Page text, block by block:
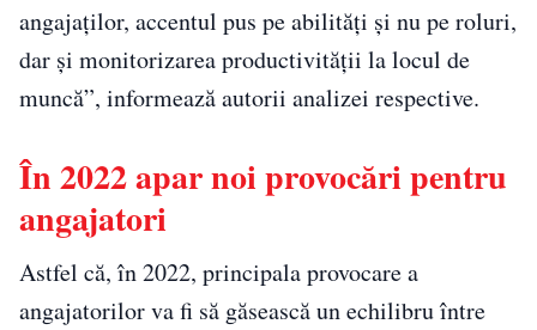
angajaţilor, accentul pus pe abilităţi şi nu pe roluri,
dar şi monitorizarea productivităţii la locul de
muncă”, informează autorii analizei respective.
În 2022 apar noi provocări pentru
angajatori
Astfel că, în 2022, principala provocare a
angajatorilor va fi să găsească un echilibru între